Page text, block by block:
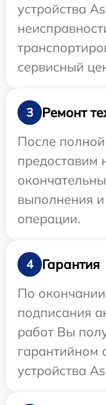
устройства
сервисный
3
Ремонт
После
предоставим
выполнения
операции.
4
Гарантия
По
подписания
работ Вы
гарантийном
устройства